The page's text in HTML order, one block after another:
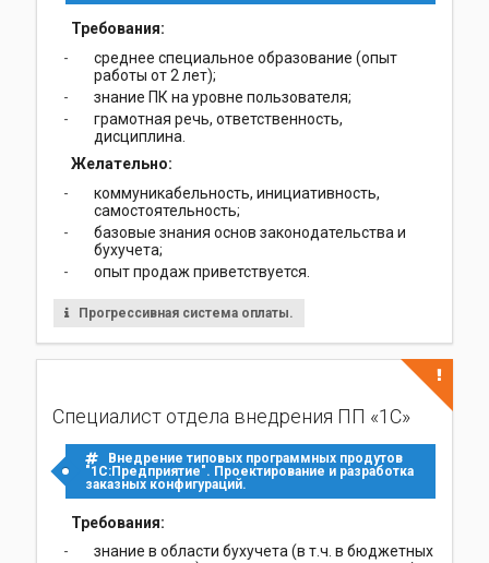
Требования:
среднее специальное образование (опыт
работы от 2 лет);
знание ПК на уровне пользователя;
грамотная речь, ответственность,
дисциплина.
Желательно:
коммуникабельность, инициативность,
самостоятельность;
базовые знания основ законодательства и
бухучета;
опыт продаж приветствуется.
Прогрессивная система оплаты.
Специалист отдела внедрения ПП «1С»
Внедрение типовых программных продутов
"1С:Предприятие". Проектирование и разработка
заказных конфигураций.
Требования:
знание в области бухучета (в т.ч. в бюджетных